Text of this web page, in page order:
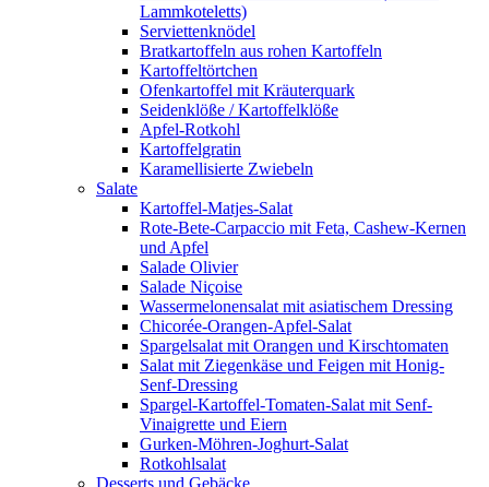
Lammkoteletts)
Serviettenknödel
Bratkartoffeln aus rohen Kartoffeln
Kartoffeltörtchen
Ofenkartoffel mit Kräuterquark
Seidenklöße / Kartoffelklöße
Apfel-Rotkohl
Kartoffelgratin
Karamellisierte Zwiebeln
Salate
Kartoffel-Matjes-Salat
Rote-Bete-Carpaccio mit Feta, Cashew-Kernen
und Apfel
Salade Olivier
Salade Niçoise
Wassermelonensalat mit asiatischem Dressing
Chicorée-Orangen-Apfel-Salat
Spargelsalat mit Orangen und Kirschtomaten
Salat mit Ziegenkäse und Feigen mit Honig-
Senf-Dressing
Spargel-Kartoffel-Tomaten-Salat mit Senf-
Vinaigrette und Eiern
Gurken-Möhren-Joghurt-Salat
Rotkohlsalat